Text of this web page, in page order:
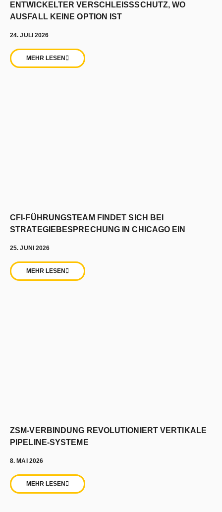
ENTWICKELTER VERSCHLEISSSCHUTZ, WO
AUSFALL KEINE OPTION IST
24. JULI 2026
MEHR LESEN
CFI-FÜHRUNGSTEAM FINDET SICH BEI
STRATEGIEBESPRECHUNG IN CHICAGO EIN
25. JUNI 2026
MEHR LESEN
ZSM-VERBINDUNG REVOLUTIONIERT VERTIKALE
PIPELINE-SYSTEME
8. MAI 2026
MEHR LESEN